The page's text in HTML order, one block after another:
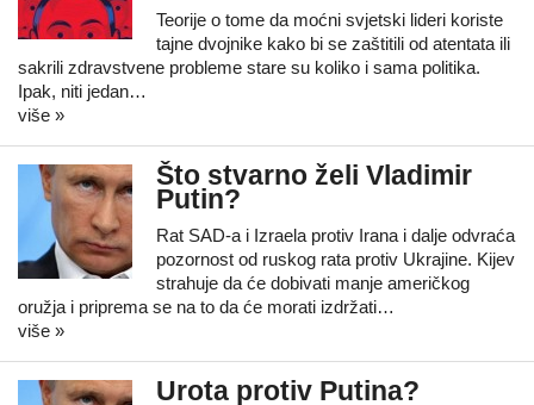
Teorije o tome da moćni svjetski lideri koriste
tajne dvojnike kako bi se zaštitili od atentata ili
sakrili zdravstvene probleme stare su koliko i sama politika.
Ipak, niti jedan…
više »
Što stvarno želi Vladimir
Putin?
Rat SAD-a i Izraela protiv Irana i dalje odvraća
pozornost od ruskog rata protiv Ukrajine. Kijev
strahuje da će dobivati manje američkog
oružja i priprema se na to da će morati izdržati…
više »
Urota protiv Putina?